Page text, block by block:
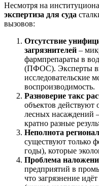
Несмотря на
экспертиза для суда
вызовов:
Отсутствие
загрязнителей –
фармпрепараты в
(ПФОС). Эксперты
исследовательские
воспроизводимость.
Разноверие такс
объектов действуют
лесных насаждений
кратно разные
Неполнота
существуют только
годы), которые
Проблема
предприятий в
что загрязнение